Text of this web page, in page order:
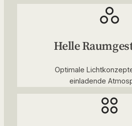
Helle
Optimale
einladende